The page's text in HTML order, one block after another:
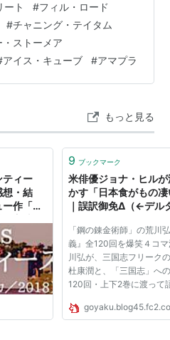
ダレダーレ
（2008） 声の
（2007）＜未＞ 出演
をつくろう！ （2006）＜
（2006）＜未＞ 出演
2006） 出演
出演
演
トリート
（2013） 助演男
大生が新型麻薬を使用して
の潜入捜査を評価された警
なりすまして潜入。だが、
メフトの花形選手として活
と恋に落ちてしまう。…
ート #フィル・ロード
#チャニング・テイタム
・ストーメア
アイス・キューブ #アマプラ
もっと見る
ィー
想・結
作「子
9 ブックマーク
米俳優ジョナ・ヒル
かす「日本食がもの
｜誤訳御免Δ（←デル
「鋼の錬金術師」の荒川
義』全120回を爆笑４コ
川弘が、三国志フリーク
杜康潤と、「三国志」へ
120回・上下2巻に渡っ
究極の「三国志」本 これ